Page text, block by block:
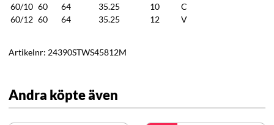
60/10 60 64 35.25 10
C
60/12 60 64 35.25 12 V
Artikelnr: 24390STWS45812M
Andra köpte även